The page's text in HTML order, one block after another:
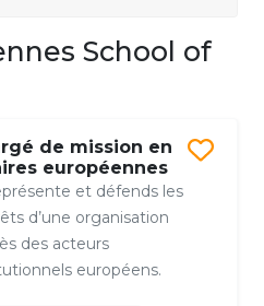
School of
de mission en
européennes
et défends les
d’une organisation
des acteurs
européens.